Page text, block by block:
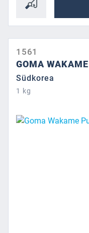
1561
GOMA
Südkorea
1 kg